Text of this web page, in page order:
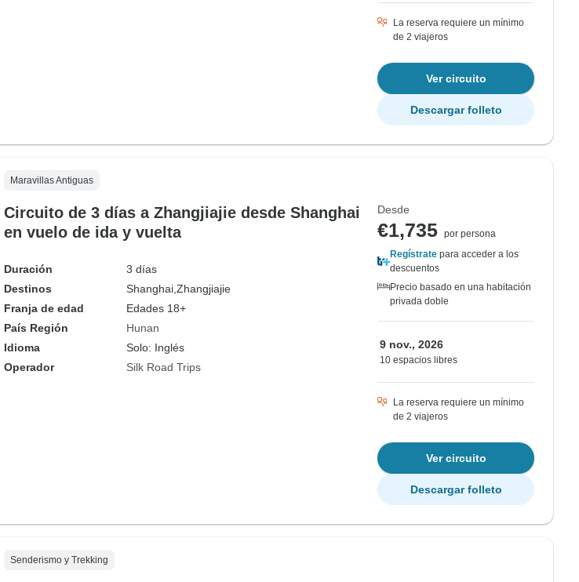
La reserva requiere un mínimo
de 2 viajeros
Ver circuito
Descargar folleto
Maravillas Antiguas
Circuito de 3 días a Zhangjiajie desde Shanghai
en vuelo de ida y vuelta
Duración
3 días
Destinos
Shanghai, Zhangjiajie
Franja de edad
Edades 18+
País Región
Hunan
Idioma
Solo: Inglés
Operador
Silk Road Trips
Desde
€1,735 por persona
Regístrate para acceder a los
descuentos
Precio basado en una habitación
privada doble
9 nov., 2026
10 espacios libres
La reserva requiere un mínimo
de 2 viajeros
Ver circuito
Descargar folleto
Senderismo y Trekking